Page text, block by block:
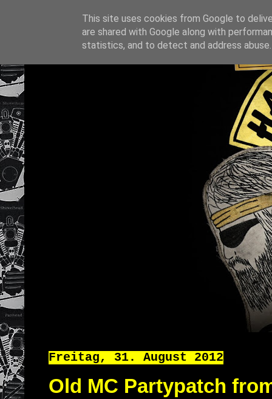
Freitag, 31. August 2012
Old MC Partypatch
This site uses cookies from Google to
are shared with Google along with
statistics, and to detect and address abuse.